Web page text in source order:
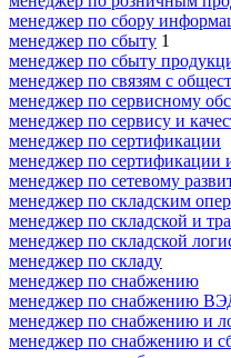
менеджер по сбору
менеджер по сбыту 1
менеджер по сбыту
менеджер по связям с
менеджер по сервисному
менеджер по сервису и
менеджер по сертификации
менеджер по сертификации
менеджер по сетевому
менеджер по складским
менеджер по складской и
менеджер по складской
менеджер по складу
менеджер по снабжению
менеджер по снабжению
менеджер по снабжению и
менеджер по снабжению и